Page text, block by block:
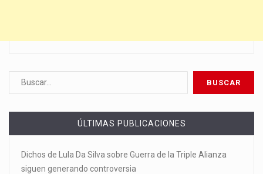
ÚLTIMAS PUBLICACIONES
Dichos de Lula Da Silva sobre Guerra de la Triple Alianza
siguen generando controversia